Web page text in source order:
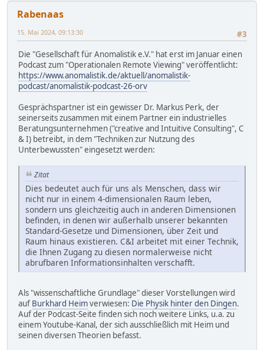
Rabenaas
#3
15. Mai 2024, 09:13:30
Die "Gesellschaft für Anomalistik e.V." hat erst im Januar einen
Podcast zum "Operationalen Remote Viewing" veröffentlicht:
https://www.anomalistik.de/aktuell/anomalistik-
podcast/anomalistik-podcast-26-orv
Gesprächspartner ist ein gewisser Dr. Markus Perk, der
seinerseits zusammen mit einem Partner ein industrielles
Beratungsunternehmen ("creative and Intuitive Consulting", C
& I) betreibt, in dem "Techniken zur Nutzung des
Unterbewussten" eingesetzt werden:
Zitat
Dies bedeutet auch für uns als Menschen, dass wir
nicht nur in einem 4-dimensionalen Raum leben,
sondern uns gleichzeitig auch in anderen Dimensionen
befinden, in denen wir außerhalb unserer bekannten
Standard-Gesetze und Dimensionen, über Zeit und
Raum hinaus existieren. C&I arbeitet mit einer Technik,
die Ihnen Zugang zu diesen normalerweise nicht
abrufbaren Informationsinhalten verschafft.
Als "wissenschaftliche Grundlage" dieser Vorstellungen wird
auf Burkhard Heimverwiesen: Die Physik hinter den Dingen.
Auf der Podcast-Seite finden sich noch weitere Links, u.a. zu
einem Youtube-Kanal, der sich ausschließlich mit Heim und
seinen diversen Theorien befasst.